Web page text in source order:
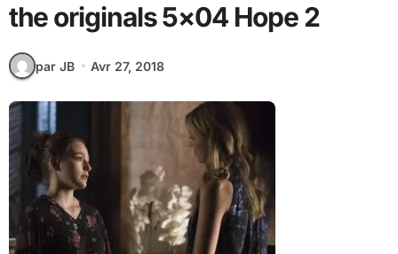
the originals 5×04 Hope 2
par JB Avr 27, 2018